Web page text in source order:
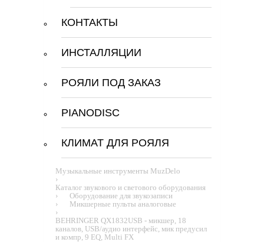
КОНТАКТЫ
ИНСТАЛЛЯЦИИ
РОЯЛИ ПОД ЗАКАЗ
PIANODISC
КЛИМАТ ДЛЯ РОЯЛЯ
Музыкальные инструменты MuzDelo
›
Каталог звукового и светового оборудования
›
Оборудование для звукозаписи
›
Микшерные пульты аналоговые
›
BEHRINGER QX1832USB - микшер, 18
каналов, USB/аудио интерфейс, мик предусил
и компр, 9 EQ, Multi FX